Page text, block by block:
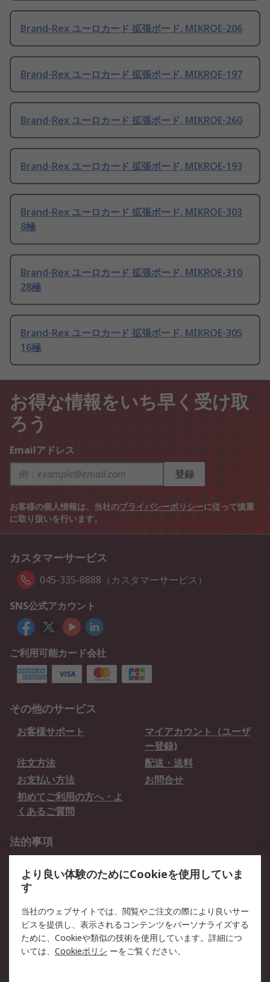
Brand-Rex ユーロカード 拡張ボード, MIKROE-206
Brand-Rex ユーロカード 拡張ボード, MIKROE-197
Brand-Rex ユーロカード 拡張ボード, MIKROE-260
Brand-Rex ユーロカード 拡張ボード, MIKROE-193
Brand-Rex ユーロカード 拡張ボード, MIKROE-303
8極
Brand-Rex ユーロカード 拡張ボード, MIKROE-310
28極
Brand-Rex ユーロカード 拡張ボード, MIKROE-305
16極
お得な情報をいち早く受け取
ろう
Emailアドレス
登録
お客様の個人情報は、当社のプライバシーポリシーに従って慎重
に取り扱いを行います。
カスタマーサービス
045-335-8888（カスタマーサービス）
SNS公式アカウント
ご利用可能カード会社
その他のサービス
お客様サポート
マイアカウント（ユーザ
ー登録)
注文方法
配送・送料
お支払い方法
お問合せ
初めてご利用の方へ・よ
くあるご質問
法的事項
クッキーポリシー
RSについて
会社概要
採用情報
プレスリリース＆お知ら
コーポレートサイト
より良い体験のためにCookieを使用していま
す
当社のウェブサイトでは、閲覧やご注文の際により良いサー
ビスを提供し、表示されるコンテンツをパーソナライズする
ために、Cookieや類似の技術を使用しています。詳細につ
いては、 Cookieポリシ ーをご覧ください。